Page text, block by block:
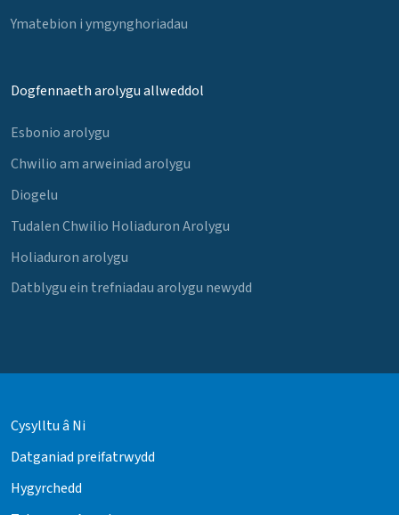
Ymatebion i ymgynghoriadau
Dogfennaeth arolygu allweddol
Esbonio arolygu
Chwilio am arweiniad arolygu
Diogelu
Tudalen Chwilio Holiaduron Arolygu
Holiaduron arolygu
Datblygu ein trefniadau arolygu newydd
Cysylltu â Ni
Datganiad preifatrwydd
Hygyrchedd